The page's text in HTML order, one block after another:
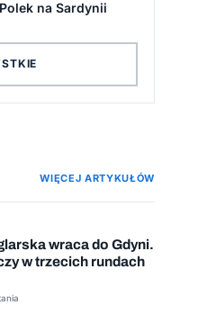
na Sardynii
WIĘCEJ ARTYKUŁÓW
wraca do Gdyni.
w trzecich rundach